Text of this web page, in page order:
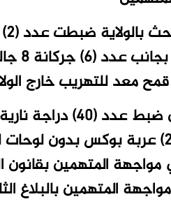
وفي صعيد متصل تمكنت المباحث
مسروقة من مدينة بورتسودان وتوقيف عدد (2)
المتهمين بقانون
بلاغات تحت الماده(174) في مواجهة